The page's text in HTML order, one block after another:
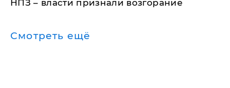
НПЗ – власти признали возгорание
Смотреть ещё